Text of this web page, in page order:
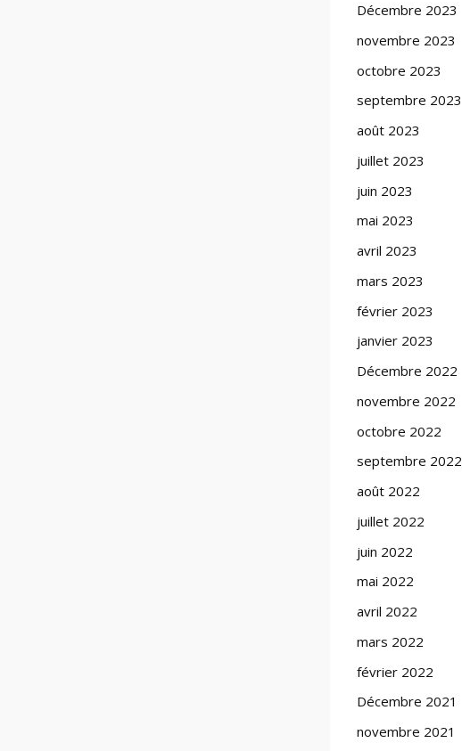
Décembre 2023
novembre 2023
octobre 2023
septembre 2023
août 2023
juillet 2023
juin 2023
mai 2023
avril 2023
mars 2023
février 2023
janvier 2023
Décembre 2022
novembre 2022
octobre 2022
septembre 2022
août 2022
juillet 2022
juin 2022
mai 2022
avril 2022
mars 2022
février 2022
Décembre 2021
novembre 2021